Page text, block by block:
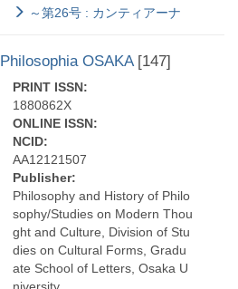
～第26号 : カンティアーナ
Philosophia OSAKA [147]
PRINT ISSN:
1880862X
ONLINE ISSN:
NCID:
AA12121507
Publisher:
Philosophy and History of Philo
sophy/Studies on Modern Thou
ght and Culture, Division of Stu
dies on Cultural Forms, Gradu
ate School of Letters, Osaka U
niversity